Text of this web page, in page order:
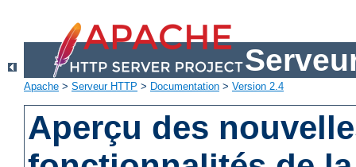
Apache > Serveur HTTP > Documentation > Version 2.4
Aperçu des